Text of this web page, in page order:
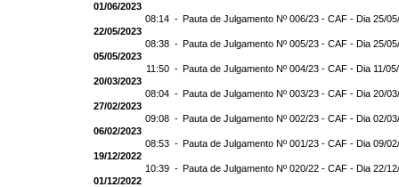
01/06/2023
08:14 - Pauta de Julgamento Nº 006/23 - CAF - Dia 25/
22/05/2023
08:38 - Pauta de Julgamento Nº 005/23 - CAF - Dia 25/
05/05/2023
11:50 - Pauta de Julgamento Nº 004/23 - CAF - Dia 11/
20/03/2023
08:04 - Pauta de Julgamento Nº 003/23 - CAF - Dia 20/
27/02/2023
09:08 - Pauta de Julgamento Nº 002/23 - CAF - Dia 02/
06/02/2023
08:53 - Pauta de Julgamento Nº 001/23 - CAF - Dia 09/
19/12/2022
10:39 - Pauta de Julgamento Nº 020/22 - CAF - Dia 22/
01/12/2022